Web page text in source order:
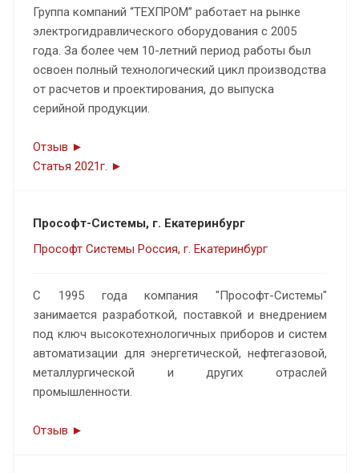
Группа компаний “ТЕХПРОМ” работает на рынке
электрогидравлического оборудования с 2005
года. За более чем 10-летний период работы был
освоен полный технологический цикл производства
от расчетов и проектирования, до выпуска
серийной продукции.
Отзыв ►
Статья 2021г. ►
Прософт-Системы, г. Екатеринбург
Прософт Системы Россия, г. Екатеринбург
С 1995 года компания "Прософт-Системы"
занимается разработкой, поставкой и внедрением
под ключ высокотехнологичных приборов и систем
автоматизации для энергетической, нефтегазовой,
металлургической и других отраслей
промышленности.
Отзыв ►